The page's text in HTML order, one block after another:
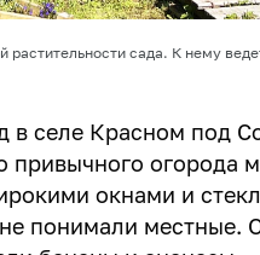
растительности сада. К нему
в селе Красном под
привычного огорода
окнами и
понимали местные.